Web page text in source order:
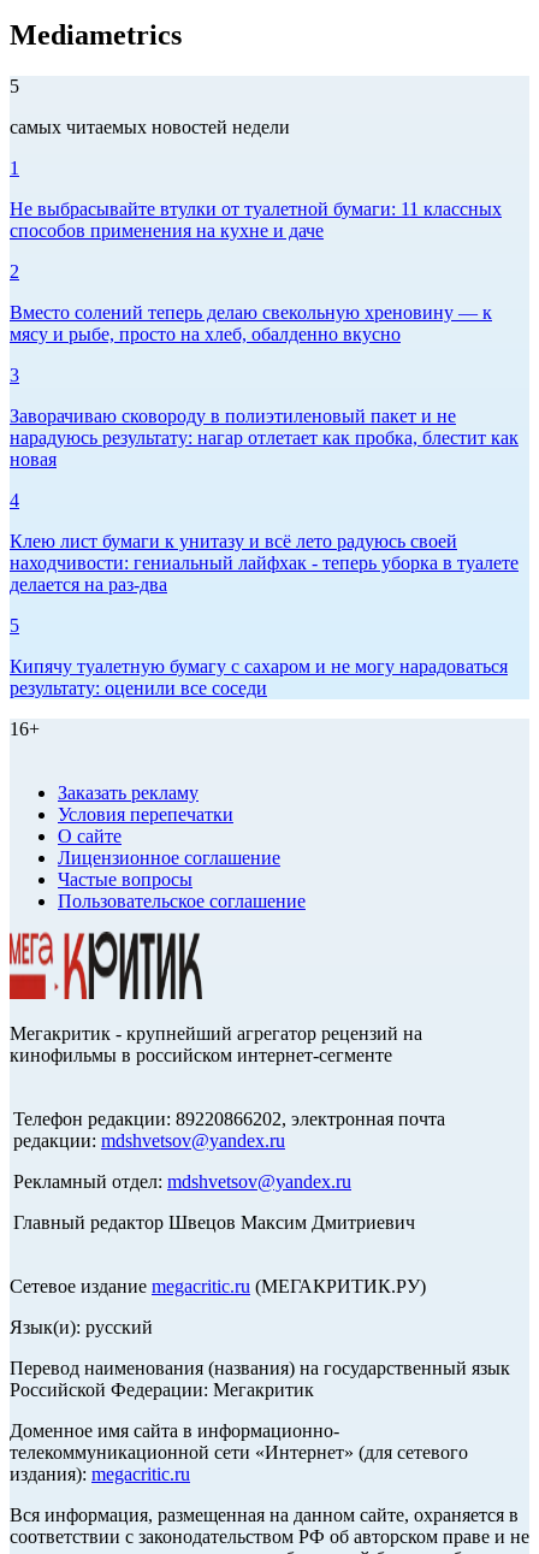
Mediametrics
5
самых читаемых новостей недели
1
Не выбрасывайте втулки от туалетной бумаги: 11 классных
способов применения на кухне и даче
2
Вместо солений теперь делаю свекольную хреновину — к
мясу и рыбе, просто на хлеб, обалденно вкусно
3
Заворачиваю сковороду в полиэтиленовый пакет и не
нарадуюсь результату: нагар отлетает как пробка, блестит как
новая
4
Клею лист бумаги к унитазу и всё лето радуюсь своей
находчивости: гениальный лайфхак - теперь уборка в туалете
делается на раз-два
5
Кипячу туалетную бумагу с сахаром и не могу нарадоваться
результату: оценили все соседи
16+
Заказать рекламу
Условия перепечатки
О сайте
Лицензионное соглашение
Частые вопросы
Пользовательское соглашение
Мегакритик - крупнейший агрегатор рецензий на
кинофильмы в российском интернет-сегменте
Телефон редакции: 89220866202, электронная почта
редакции: mdshvetsov@yandex.ru
Рекламный отдел: mdshvetsov@yandex.ru
Главный редактор Швецов Максим Дмитриевич
Сетевое издание megacritic.ru (МЕГАКРИТИК.РУ)
Язык(и): русский
Перевод наименования (названия) на государственный язык
Российской Федерации: Мегакритик
Доменное имя сайта в информационно-
телекоммуникационной сети «Интернет» (для сетевого
издания): megacritic.ru
Вся информация, размещенная на данном сайте, охраняется в
соответствии с законодательством РФ об авторском праве и не